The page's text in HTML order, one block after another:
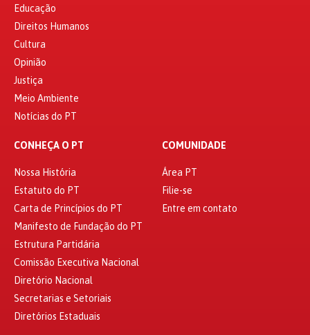
Educação
Direitos Humanos
Cultura
Opinião
Justiça
Meio Ambiente
Notícias do PT
CONHEÇA O PT
Nossa História
Estatuto do PT
Carta de Princípios do PT
Manifesto de Fundação do PT
Estrutura Partidária
Comissão Executiva Nacional
Diretório Nacional
Secretarias e Setoriais
Diretórios Estaduais
COMUNIDADE
Área PT
Filie-se
Entre em contato